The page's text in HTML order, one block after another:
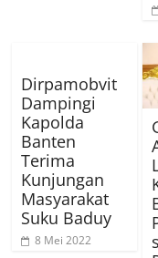
Dirpamobvit
Dampingi
Kapolda
Banten
Terima
Kunjungan
Masyarakat
Suku Baduy
8 Mei 2022